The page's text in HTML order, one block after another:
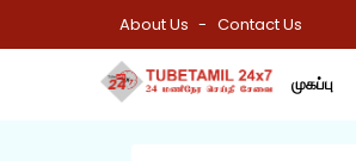
About Us Contact Us
முகப்பு